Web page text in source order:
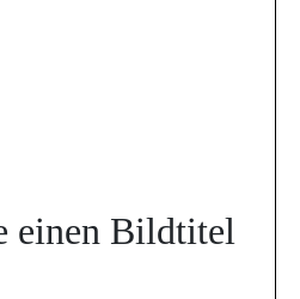
einen Bildtitel